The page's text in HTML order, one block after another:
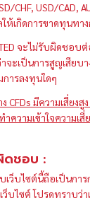
CHF, USD/CAD,
ห้เกิดการขาดทุนทา
จะไม่รับผิดช
าจะเป็นการสูญเสีย
ารลงทุนใดๆ
CFDs มีความเสี่ยง
วามเข้าใจความเสี่
ดชอบ :
ว็บไซต์นี้ถือเป็นการ
บไซต์ โปรดทราบว่